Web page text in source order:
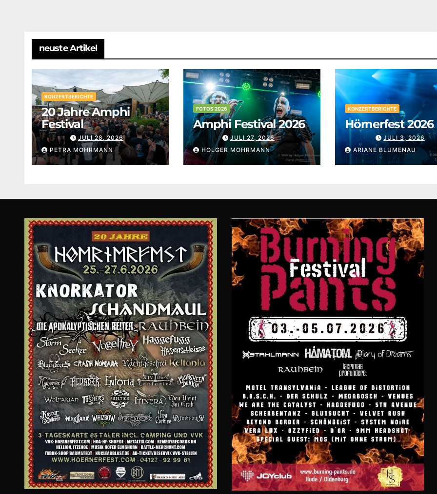
neuste Artikel
KONZERTBERICHTE
20 Jahre Amphi
Festival
JULI 28, 2026
PETRA MOHRMANN
FOTOS 2026
Amphi Festival 2026
JULI 27, 2026
HOLGER MOHRMANN
KONZERTBERICHTE
Hörnerfest 2026
JULI 3, 2026
ARIANE BLUMENAU